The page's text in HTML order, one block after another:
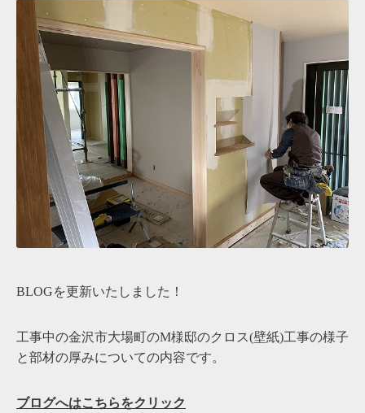
BLOGを更新いたしました！
工事中の金沢市大場町のM様邸のクロス(壁紙)工事の様子
と部材の厚みについての内容です。
ブログへはこちらをクリック